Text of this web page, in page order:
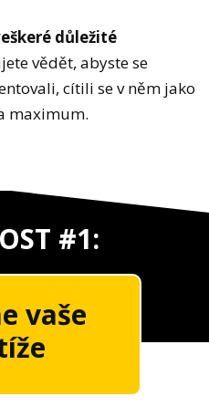
důležité
vědět, abyste se
cítili se v něm jako
maximum.
#1:
vaše